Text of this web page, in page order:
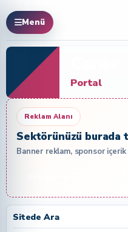
Menü
Portal
Reklam Alanı
Sektörünüzü burada
Banner reklam, sponsor içerik
Sitede Ara